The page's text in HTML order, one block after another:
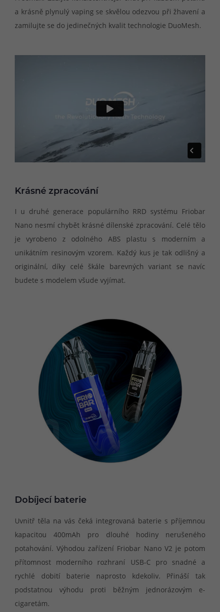
a krásně plynulý vaping se skvělou odezvou při žhavení a
zamilujte se do jedinečných kvalit technologie DuoMesh.
Krásné zpracování
I u druhé generace populárního RRD systému Friobar
Nano nesmí chybět krásné dílenské zpracování. Celé tělo
je vyrobeno z odolného ABS plastu s moderním a
unikátním resinovým vzorem. Každý kus je tak odlišný a
originální, díky celé škále barevných variant se navíc
budete s modelem všude vyjímat.
Dobíjecí baterie
Uvnitř těla na vás čeká integrovaná baterie s příjemnou
kapacitou 400mAh pro dlouhé hodiny nerušeného
potahování. Výhodou zařízení Friobar Nano V2 je potom
přítomnost moderního rozhraní USB-C pro snadné a
rychlé dobití baterie naprosto kdekoliv. Přináší tak
podstatnou výhodu proti běžným jednorázovým e-
cigaretám.